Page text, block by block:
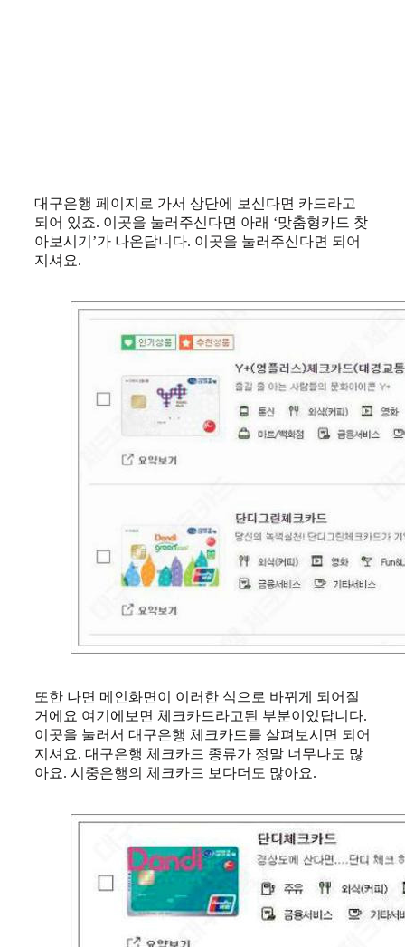
대구은행 페이지로 가서 상단에 보신다면 카드라고
되어 있죠. 이곳을 눌러주신다면 아래 ‘맞춤형카드 찾
아보시기’가 나온답니다. 이곳을 눌러주신다면 되어
지셔요.
또한 나면 메인화면이 이러한 식으로 바뀌게 되어질
거에요 여기에보면 체크카드라고된 부분이있답니다.
이곳을 눌러서 대구은행 체크카드를 살펴보시면 되어
지셔요. 대구은행 체크카드 종류가 정말 너무나도 많
아요. 시중은행의 체크카드 보다더도 많아요.